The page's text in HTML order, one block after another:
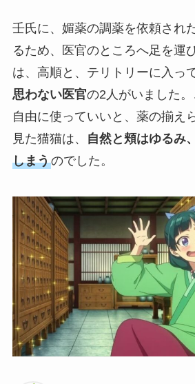
壬氏に、媚薬の調薬を依頼され
るため、医官のところへ足を運
は、高順と、テリトリーに入っ
思わない医官の2人がいました
自由に使っていいと、薬の揃え
見た猫猫は、
自然と頬はゆるみ、
しまうのでした。